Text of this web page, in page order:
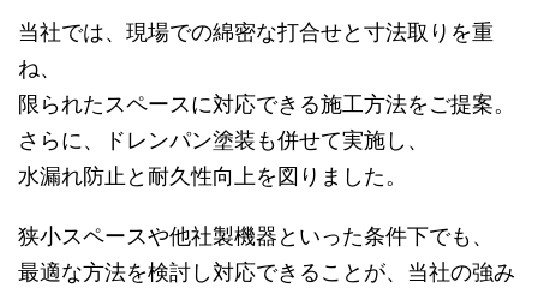
当社では、現場での綿密な打合せと寸法取りを重
ね、
限られたスペースに対応できる施工方法をご提案。
さらに、ドレンパン塗装も併せて実施し、
水漏れ防止と耐久性向上を図りました。
狭小スペースや他社製機器といった条件下でも、
最適な方法を検討し対応できることが、当社の強み